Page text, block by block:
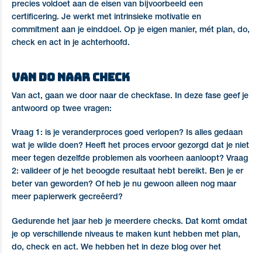
precies voldoet aan de eisen van bijvoorbeeld een
certificering. Je werkt met intrinsieke motivatie en
commitment aan je einddoel. Op je eigen manier, mét plan, do,
check en act in je achterhoofd.
Van do naar check
Van act, gaan we door naar de checkfase. In deze fase geef je
antwoord op twee vragen:
Vraag 1: is je veranderproces goed verlopen? Is alles gedaan
wat je wilde doen? Heeft het proces ervoor gezorgd dat je niet
meer tegen dezelfde problemen als voorheen aanloopt? Vraag
2: valideer of je het beoogde resultaat hebt bereikt. Ben je er
beter van geworden? Of heb je nu gewoon alleen nog maar
meer papierwerk gecreëerd?
Gedurende het jaar heb je meerdere checks. Dat komt omdat
je op verschillende niveaus te maken kunt hebben met plan,
do, check en act. We hebben het in deze blog over het